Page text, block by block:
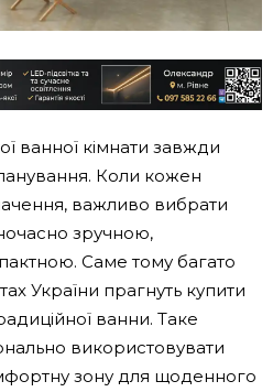
ванної кімнати завжди
Коли кожен
важливо вибрати
зручною,
Саме тому багато
України прагнуть купити
ванни. Таке
використовувати
зону для щоденного